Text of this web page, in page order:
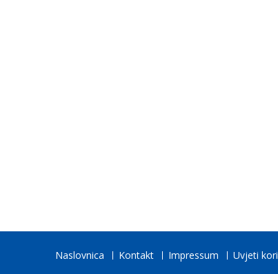
Naslovnica Kontakt Impressum Uvjeti